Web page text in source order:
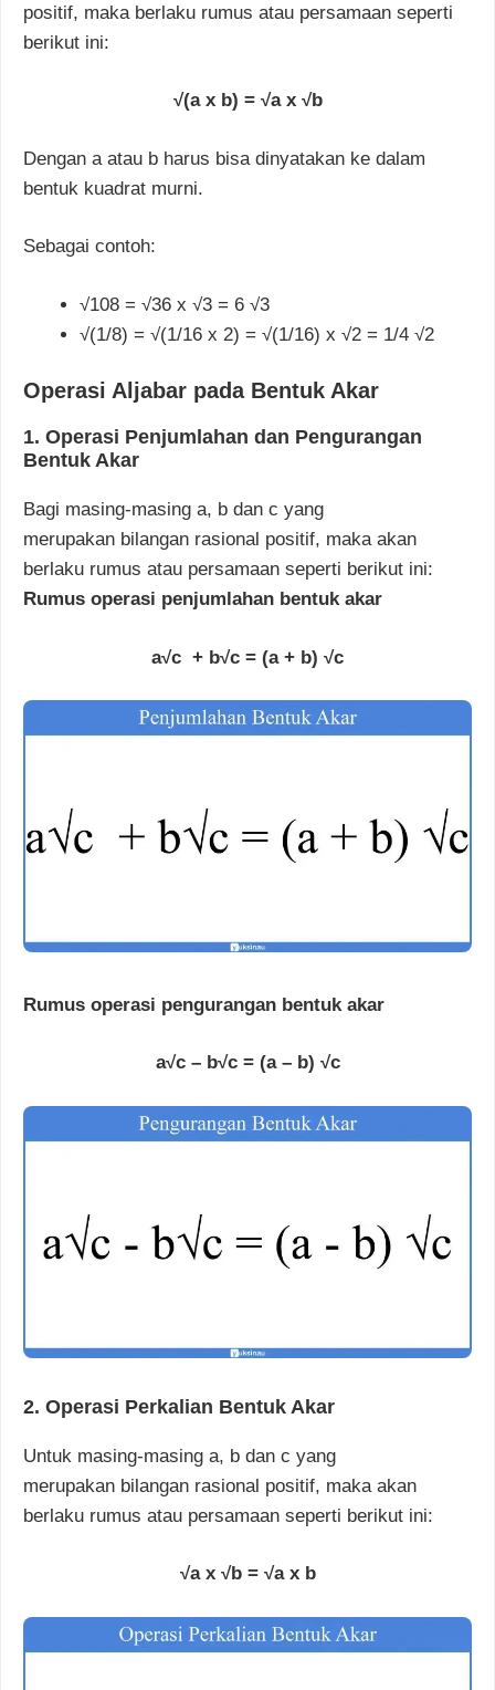
positif, maka berlaku rumus atau persamaan seperti
berikut ini:
√(a x b) = √a x √b
Dengan a atau b harus bisa dinyatakan ke dalam
bentuk kuadrat murni.
Sebagai contoh:
√108 = √36 x √3 = 6 √3
√(1/8) = √(1/16 x 2) = √(1/16) x √2 = 1/4 √2
Operasi Aljabar pada Bentuk Akar
1. Operasi Penjumlahan dan Pengurangan
Bentuk Akar
Bagi masing-masing a, b dan c yang
merupakan bilangan rasional positif, maka akan
berlaku rumus atau persamaan seperti berikut ini:
Rumus operasi penjumlahan bentuk akar
a√c + b√c = (a + b) √c
Rumus operasi pengurangan bentuk akar
a√c – b√c = (a – b) √c
2. Operasi Perkalian Bentuk Akar
Untuk masing-masing a, b dan c yang
merupakan bilangan rasional positif, maka akan
berlaku rumus atau persamaan seperti berikut ini:
√a x √b = √a x b